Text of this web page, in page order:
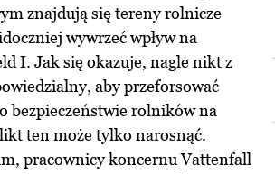
znajdują się tereny rolnicze
wywrzeć wpływ na
I. Jak się okazuje, nagle nikt z
aby przeforsować
bezpieczeństwie rolników na
ten może tylko narosnąć.
pracownicy koncernu Vattenfall